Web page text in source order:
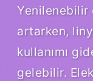
Yenilenebilir
artarken,
kullanımı
gelebilir.